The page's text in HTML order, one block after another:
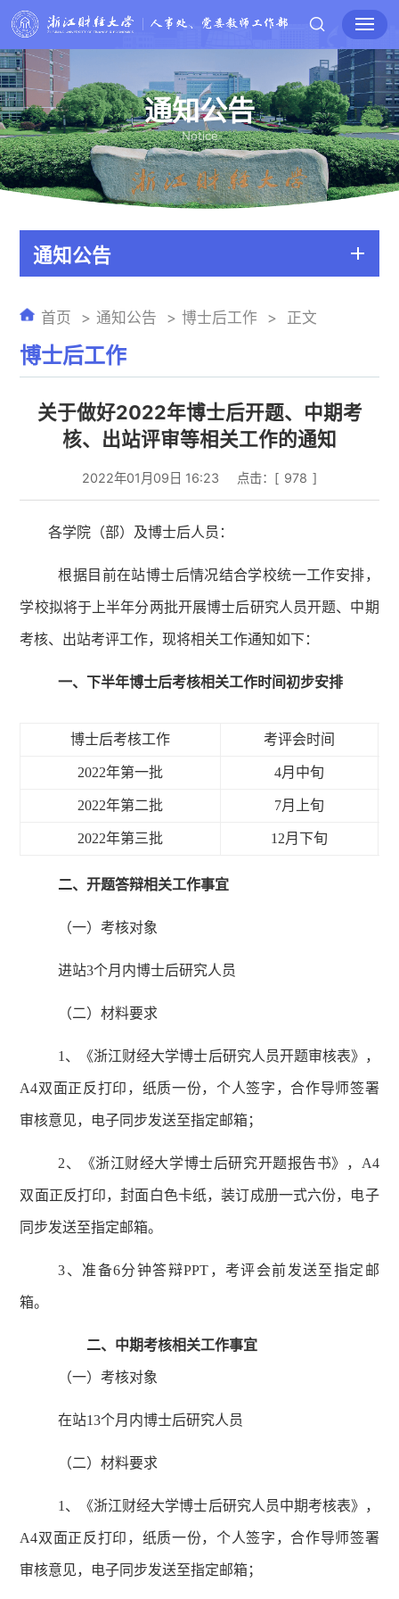
通知公告
Notice
通知公告
博士后工作
首页 通知公告 博士后工作 正文
关于做好2022年博士后开题、中期考
核、出站评审等相关工作的通知
2022年01月09日 16:23 点击：[ 978 ]
各学院（部）及博士后人员：
根据目前在站博士后情况结合学校统一工作安排，
学校拟将于 上半年分两批开展博士后研究人员开题、中期
考核、出站考评工作，现将相关工作通知如下：
一、下半年博士后考核相关工作时间初步安排
博士后考核工作 考评会时间
2022年第一批 4月 中旬
2022年第二批 7月 上旬
2022年第三批 12月下旬
二、开题答辩相关工作事宜
（一）考核对象
进站3个月内博士后研究人员
（二）材料要求
1、《浙江财经大学博士后研究人员开题审核表》，
A4双面正反打印，纸质一份，个人签字，合作导师签署
审核意见，电子同步发送至指定邮箱；
2、《浙江财经大学博士后研究开题报告书》，A4
双面正反打印，封面白色卡纸，装订成册一式六份，电子
同步发送至指定邮箱。
3、准备6分钟答辩PPT，考评会前发送至指定邮
箱。
二、中期考核相关工作事宜
（一）考核对象
在站13个月内博士后研究人员
（二）材料要求
1、《浙江财经大学博士后研究人员中期考核表》，
A4双面正反打印，纸质一份，个人签字，合作导师签署
审核意见，电子同步发送至指定邮箱；